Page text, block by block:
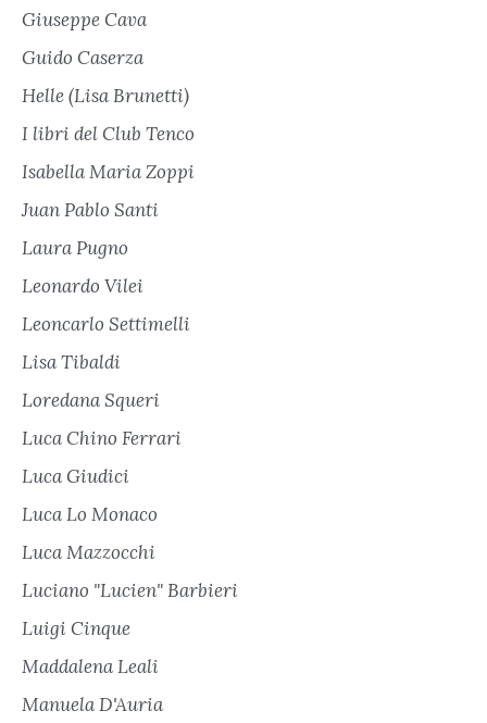
Giuseppe Cava
Guido Caserza
Helle (Lisa Brunetti)
I libri del Club Tenco
Isabella Maria Zoppi
Juan Pablo Santi
Laura Pugno
Leonardo Vilei
Leoncarlo Settimelli
Lisa Tibaldi
Loredana Squeri
Luca Chino Ferrari
Luca Giudici
Luca Lo Monaco
Luca Mazzocchi
Luciano "Lucien" Barbieri
Luigi Cinque
Maddalena Leali
Manuela D'Auria